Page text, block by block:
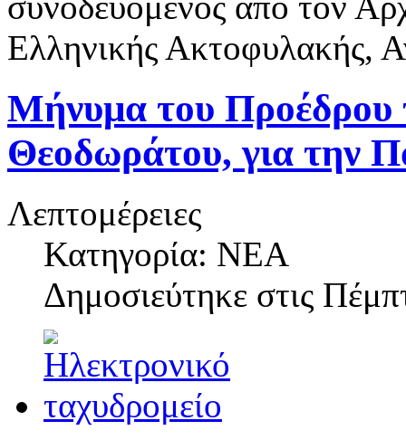
Ελληνικής Ακτοφυλακής,
Μήνυμα του Προέδρου
Θεοδωράτου, για την
Λεπτομέρειες
Κατηγορία: ΝΕΑ
Δημοσιεύτηκε στις